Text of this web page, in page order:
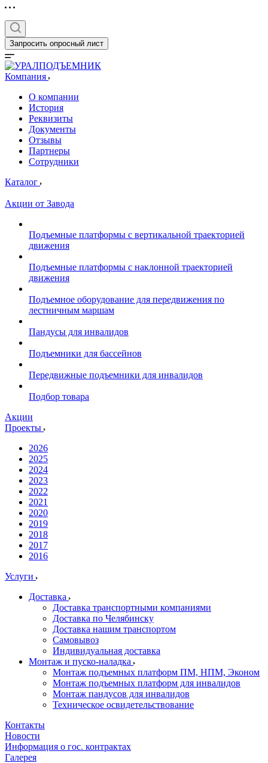
Запросить опросный лист
Компания
О компании
История
Реквизиты
Документы
Отзывы
Партнеры
Сотрудники
Каталог
Акции от Завода
Подъемные платформы с вертикальной траекторией
движения
Подъемные платформы с наклонной траекторией
движения
Подъемное оборудование для передвижения по
лестничным маршам
Пандусы для инвалидов
Подъемники для бассейнов
Передвижные подъемники для инвалидов
Подбор товара
Акции
Проекты
2026
2025
2024
2023
2022
2021
2020
2019
2018
2017
2016
Услуги
Доставка
Доставка транспортными компаниями
Доставка по Челябинску
Доставка нашим транспортом
Самовывоз
Индивидуальная доставка
Монтаж и пуско-наладка
Монтаж подъемных платформ ПМ, НПМ, Эконом
Монтаж подъемных платформ для инвалидов
Монтаж пандусов для инвалидов
Техническое освидетельствование
Контакты
Новости
Информация о гос. контрактах
Галерея